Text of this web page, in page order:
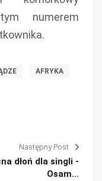
numerem
AFRYKA
Następny Post
dłoń dla singli -
Osam...